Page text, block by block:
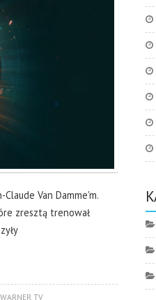
Van Damme'm.
zresztą trenował
WARNER TV